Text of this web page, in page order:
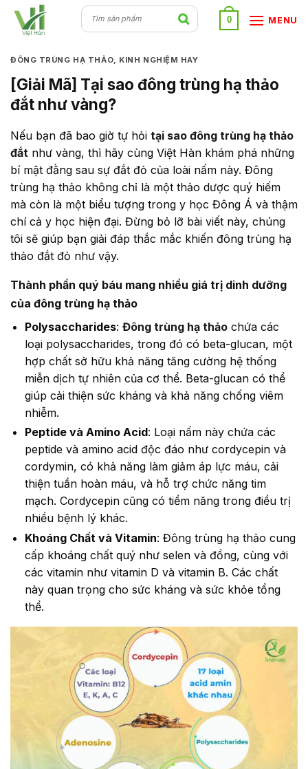
Skip
0 MENU
ĐÔNG TRÙNG HẠ THẢO, KINH NGHIỆM HAY
[Giải Mã] Tại sao đông trùng hạ thảo
đắt như vàng?
Nếu bạn đã bao giờ tự hỏi tại sao đông trùng hạ thảo
đắt như vàng, thì hãy cùng Việt Hàn khám phá những
bí mật đằng sau sự đắt đỏ của loài nấm này. Đông
trùng hạ thảo không chỉ là một thảo dược quý hiếm
mà còn là một biểu tượng trong y học Đông Á và thậm
chí cả y học hiện đại. Đừng bỏ lỡ bài viết này, chúng
tôi sẽ giúp bạn giải đáp thắc mắc khiến đông trùng hạ
thảo đắt đỏ như vậy.
Thành phần quý báu mang nhiều giá trị dinh dưỡng
của đông trùng hạ thảo
Polysaccharides: Đông trùng hạ thảochứa các
loại polysaccharides, trong đó có beta-glucan, một
hợp chất sở hữu khả năng tăng cường hệ thống
miễn dịch tự nhiên của cơ thể. Beta-glucan có thể
giúp cải thiện sức kháng và khả năng chống viêm
nhiễm.
Peptide và Amino Acid: Loại nấm này chứa các
peptide và amino acid độc đáo như cordycepin và
cordymin, có khả năng làm giảm áp lực máu, cải
thiện tuần hoàn máu, và hỗ trợ chức năng tim
mạch. Cordycepin cũng có tiềm năng trong điều trị
nhiều bệnh lý khác.
Khoáng Chất và Vitamin: Đông trùng hạ thảo cung
cấp khoáng chất quý như selen và đồng, cùng với
các vitamin như vitamin D và vitamin B. Các chất
này quan trọng cho sức kháng và sức khỏe tổng
thể.